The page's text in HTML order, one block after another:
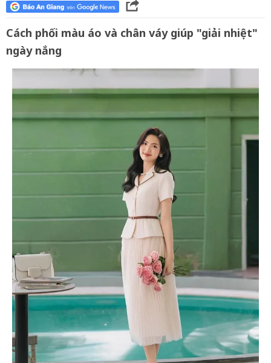
Cách phối màu áo và chân váy giúp "giải nhiệt"
ngày nắng